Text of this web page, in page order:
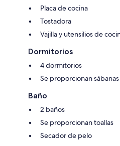
Placa de cocina
Tostadora
Vajilla y utensilios de
Dormitorios
4 dormitorios
Se proporcionan sábanas
Baño
2 baños
Se proporcionan toallas
Secador de pelo